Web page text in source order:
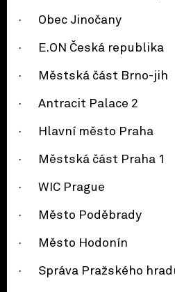
· Obec Jinočany
· E.ON Česká republika
· Městská část Brno-jih
· Antracit Palace 2
· Hlavní město Praha
· Městská část Praha 1
· WIC Prague
· Město Poděbrady
· Město Hodonín
· Správa Pražského